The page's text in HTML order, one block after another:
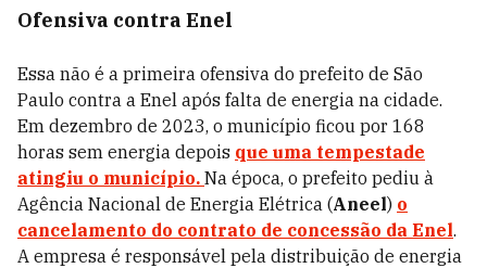
Ofensiva contra Enel
Essa não é a primeira ofensiva do prefeito de São
Paulo contra a Enel após falta de energia na cidade.
Em dezembro de 2023, o município ficou por 168
horas sem energia depois que uma tempestade
atingiu o município. Na época, o prefeito pediu à
Agência Nacional de Energia Elétrica (Aneel) o
cancelamento do contrato de concessão da Enel.
A empresa é responsável pela distribuição de energia